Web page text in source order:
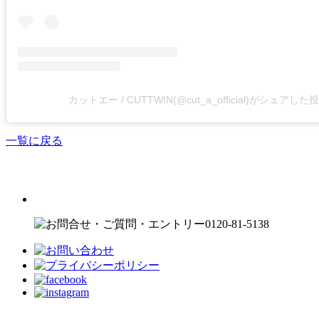
カットエー / CUTTWIN(@cut_a_official)がシェアした
一覧に戻る